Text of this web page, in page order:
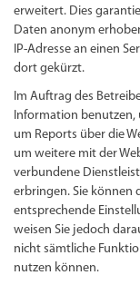
erweitert. Dies
Daten anonym
IP-Adresse an einen
dort gekürzt.
Im Auftrag des
Information benutzen,
um Reports über die
um weitere mit der
verbundene
erbringen. Sie können
entsprechende
weisen Sie jedoch
nicht sämtliche
nutzen können.